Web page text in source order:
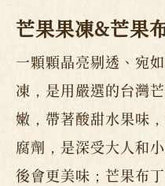
芒果果凍&芒果
一顆顆晶亮剔透、宛
凍，是用嚴選的台灣
嫩，帶著酸甜水果味
腐劑，是深受大人和
後會更美味；芒果布